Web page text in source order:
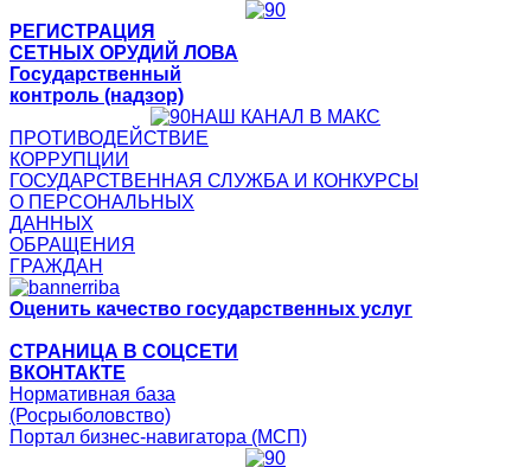
РЕГИСТРАЦИЯ
СЕТНЫХ ОРУДИЙ ЛОВА
Государственный
контроль (надзор)
НАШ КАНАЛ В МАКС
ПРОТИВОДЕЙСТВИЕ
КОРРУПЦИИ
ГОСУДАРСТВЕННАЯ СЛУЖБА И КОНКУРСЫ
О ПЕРСОНАЛЬНЫХ
ДАННЫХ
ОБРАЩЕНИЯ
ГРАЖДАН
Оценить качество государственных услуг
СТРАНИЦА В СОЦСЕТИ
ВКОНТАКТЕ
Нормативная база
(Росрыболовство)
Портал бизнес-навигатора (МСП)